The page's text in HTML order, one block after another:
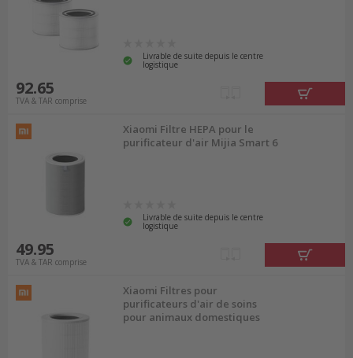
Livrable de suite depuis le centre
logistique
92.65
TVA & TAR comprise
Xiaomi Filtre HEPA pour le
purificateur d'air Mijia Smart 6
Livrable de suite depuis le centre
logistique
49.95
TVA & TAR comprise
Xiaomi Filtres pour
purificateurs d'air de soins
pour animaux domestiques